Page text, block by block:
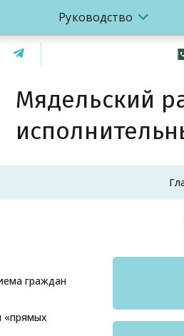
Руководство
Мядельский
граждан
«прямых